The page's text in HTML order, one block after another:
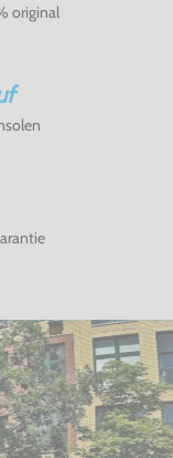
original